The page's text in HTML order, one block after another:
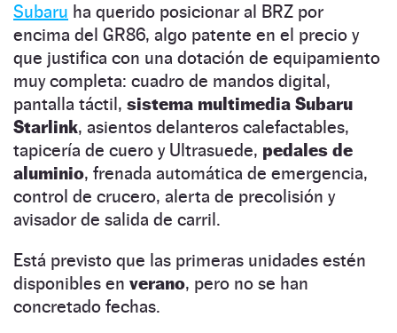
Subaru ha querido posicionar al BRZ por
encima del GR86, algo patente en el precio y
que justifica con una dotación de equipamiento
muy completa: cuadro de mandos digital,
pantalla táctil, sistema multimedia Subaru
Starlink, asientos delanteros calefactables,
tapicería de cuero y Ultrasuede, pedales de
aluminio, frenada automática de emergencia,
control de crucero, alerta de precolisión y
avisador de salida de carril.
Está previsto que las primeras unidades estén
disponibles en verano, pero no se han
concretado fechas.